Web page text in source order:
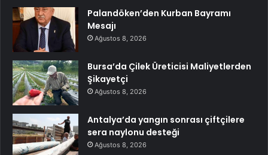
Palandöken’den Kurban Bayramı
Mesajı
Ağustos 8, 2026
Bursa’da Çilek Üreticisi Maliyetlerden
Şikayetçi
Ağustos 8, 2026
Antalya’da yangın sonrası çiftçilere
sera naylonu desteği
Ağustos 8, 2026